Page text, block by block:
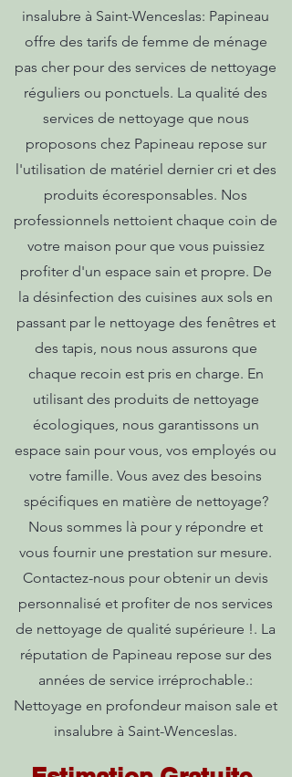
insalubre à Saint-Wenceslas: Papineau
offre des tarifs de femme de ménage
pas cher pour des services de nettoyage
réguliers ou ponctuels. La qualité des
services de nettoyage que nous
proposons chez Papineau repose sur
l'utilisation de matériel dernier cri et des
produits écoresponsables. Nos
professionnels nettoient chaque coin de
votre maison pour que vous puissiez
profiter d'un espace sain et propre. De
la désinfection des cuisines aux sols en
passant par le nettoyage des fenêtres et
des tapis, nous nous assurons que
chaque recoin est pris en charge. En
utilisant des produits de nettoyage
écologiques, nous garantissons un
espace sain pour vous, vos employés ou
votre famille. Vous avez des besoins
spécifiques en matière de nettoyage?
Nous sommes là pour y répondre et
vous fournir une prestation sur mesure.
Contactez-nous pour obtenir un devis
personnalisé et profiter de nos services
de nettoyage de qualité supérieure !. La
réputation de Papineau repose sur des
années de service irréprochable.:
Nettoyage en profondeur maison sale et
insalubre à Saint-Wenceslas.